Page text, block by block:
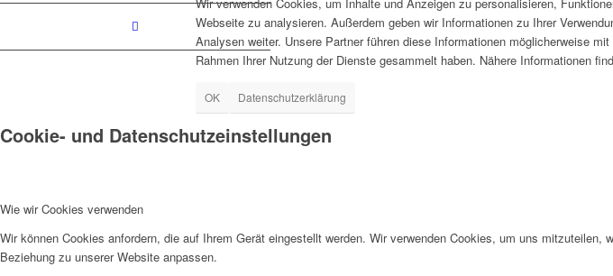
Webseite zu analysieren. Außerdem geben wir Informationen zu Ihrer
Analysen weiter. Unsere Partner führen diese Informationen möglicherweise
Rahmen Ihrer Nutzung der Dienste gesammelt haben. Nähere Informationen
OK Datenschutzerklärung
Cookie- und Datenschutzeinstellungen
Wie wir Cookies verwenden
Wir können Cookies anfordern, die auf Ihrem Gerät eingestellt werden. Wir verwenden Cookies, um uns
Beziehung zu unserer Website anpassen.